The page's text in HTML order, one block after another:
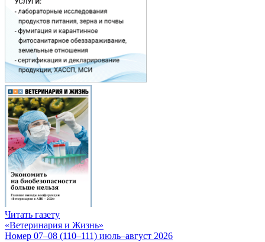
Читать газету
«Ветеринария и Жизнь»
Номер 07–08 (110–111) июль–август 2026